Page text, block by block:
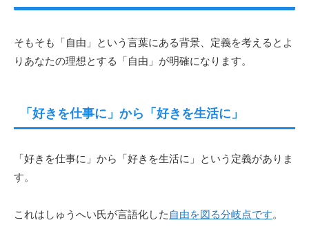
そもそも「自由」という言葉にある背景、定義を考えるとよ
りあなたの理想とする「自由」が明確になります。
「好きを仕事に」から「好きを生活に」
「好きを仕事に」から「好きを生活に」という定義がありま
す。
これはしゅうへい氏が言語化した 自由を図る分岐点です。